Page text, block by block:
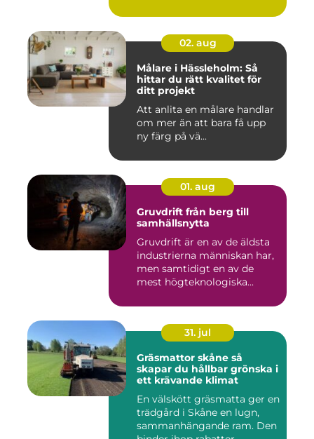
02. aug
Målare i Hässleholm: Så
hittar du rätt kvalitet för
ditt projekt
Att anlita en målare handlar
om mer än att bara få upp
ny färg på vä...
01. aug
Gruvdrift från berg till
samhällsnytta
Gruvdrift är en av de äldsta
industrierna människan har,
men samtidigt en av de
mest högteknologiska...
31. jul
Gräsmattor skåne så
skapar du hållbar grönska i
ett krävande klimat
En välskött gräsmatta ger en
trädgård i Skåne en lugn,
sammanhängande ram. Den